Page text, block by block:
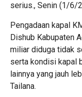
serius., Senin (1/6/
Pengadaan kapal
Dishub Kabupaten
miliar diduga tidak
serta kondisi kapal
lainnya yang jauh
Tailana.